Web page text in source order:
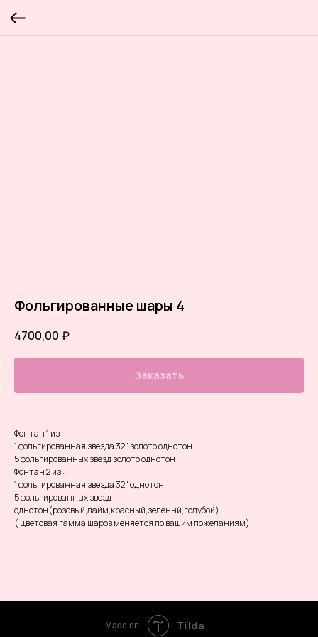
Фольгированные шары 4
4700,00 ₽
Заказать
Фонтан 1 из :
1 фольгированная звезда 32" золото однотон
5 фольгированных звезд золото однотон
Фонтан 2 из :
1 фольгированная звезда 32" однотон
5 фольгированных звезд
однотон(розовый,лайм,красный,зеленый,голубой)
( цветовая гамма шаров меняется по вашим пожеланиям)
Made on Tilda